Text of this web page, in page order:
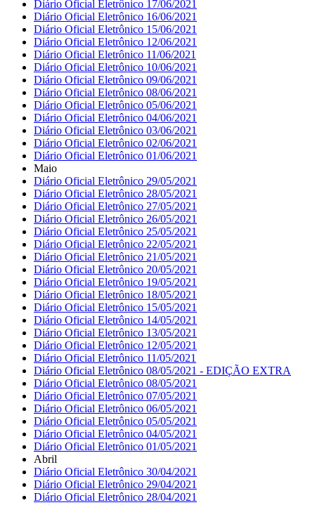
Diário Oficial Eletrônico 17/06/2021
Diário Oficial Eletrônico 16/06/2021
Diário Oficial Eletrônico 15/06/2021
Diário Oficial Eletrônico 12/06/2021
Diário Oficial Eletrônico 11/06/2021
Diário Oficial Eletrônico 10/06/2021
Diário Oficial Eletrônico 09/06/2021
Diário Oficial Eletrônico 08/06/2021
Diário Oficial Eletrônico 05/06/2021
Diário Oficial Eletrônico 04/06/2021
Diário Oficial Eletrônico 03/06/2021
Diário Oficial Eletrônico 02/06/2021
Diário Oficial Eletrônico 01/06/2021
Maio
Diário Oficial Eletrônico 29/05/2021
Diário Oficial Eletrônico 28/05/2021
Diário Oficial Eletrônico 27/05/2021
Diário Oficial Eletrônico 26/05/2021
Diário Oficial Eletrônico 25/05/2021
Diário Oficial Eletrônico 22/05/2021
Diário Oficial Eletrônico 21/05/2021
Diário Oficial Eletrônico 20/05/2021
Diário Oficial Eletrônico 19/05/2021
Diário Oficial Eletrônico 18/05/2021
Diário Oficial Eletrônico 15/05/2021
Diário Oficial Eletrônico 14/05/2021
Diário Oficial Eletrônico 13/05/2021
Diário Oficial Eletrônico 12/05/2021
Diário Oficial Eletrônico 11/05/2021
Diário Oficial Eletrônico 08/05/2021 - EDIÇÃO EXTRA
Diário Oficial Eletrônico 08/05/2021
Diário Oficial Eletrônico 07/05/2021
Diário Oficial Eletrônico 06/05/2021
Diário Oficial Eletrônico 05/05/2021
Diário Oficial Eletrônico 04/05/2021
Diário Oficial Eletrônico 01/05/2021
Abril
Diário Oficial Eletrônico 30/04/2021
Diário Oficial Eletrônico 29/04/2021
Diário Oficial Eletrônico 28/04/2021